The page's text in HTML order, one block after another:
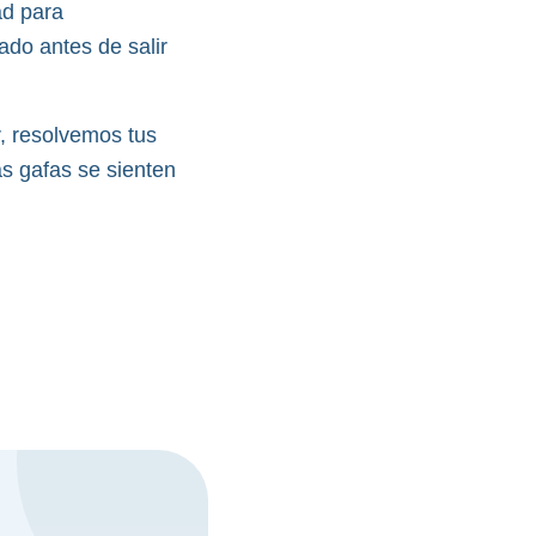
para
antes de salir
resolvemos tus
gafas se sienten